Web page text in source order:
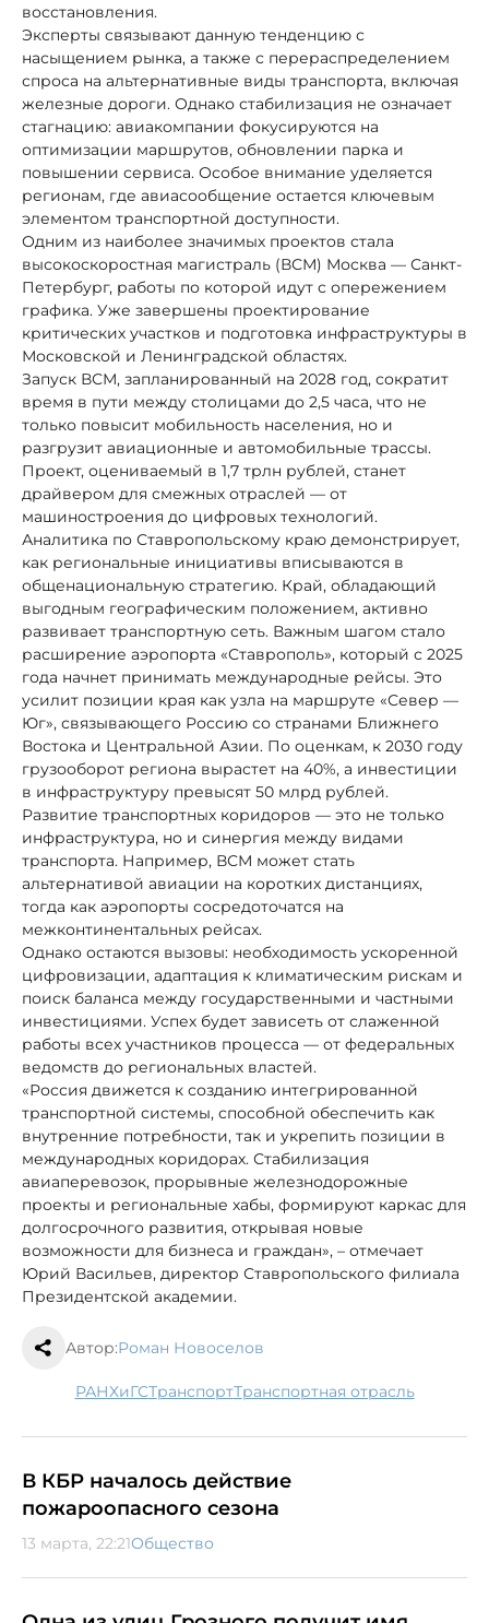
восстановления.
Эксперты связывают данную тенденцию с
насыщением рынка, а также с перераспределением
спроса на альтернативные виды транспорта, включая
железные дороги. Однако стабилизация не означает
стагнацию: авиакомпании фокусируются на
оптимизации маршрутов, обновлении парка и
повышении сервиса. Особое внимание уделяется
регионам, где авиасообщение остается ключевым
элементом транспортной доступности.
Одним из наиболее значимых проектов стала
высокоскоростная магистраль (ВСМ) Москва — Санкт-
Петербург, работы по которой идут с опережением
графика. Уже завершены проектирование
критических участков и подготовка инфраструктуры в
Московской и Ленинградской областях.
Запуск ВСМ, запланированный на 2028 год, сократит
время в пути между столицами до 2,5 часа, что не
только повысит мобильность населения, но и
разгрузит авиационные и автомобильные трассы.
Проект, оцениваемый в 1,7 трлн рублей, станет
драйвером для смежных отраслей — от
машиностроения до цифровых технологий.
Аналитика по Ставропольскому краю демонстрирует,
как региональные инициативы вписываются в
общенациональную стратегию. Край, обладающий
выгодным географическим положением, активно
развивает транспортную сеть. Важным шагом стало
расширение аэропорта «Ставрополь», который с 2025
года начнет принимать международные рейсы. Это
усилит позиции края как узла на маршруте «Север —
Юг», связывающего Россию со странами Ближнего
Востока и Центральной Азии. По оценкам, к 2030 году
грузооборот региона вырастет на 40%, а инвестиции
в инфраструктуру превысят 50 млрд рублей.
Развитие транспортных коридоров — это не только
инфраструктура, но и синергия между видами
транспорта. Например, ВСМ может стать
альтернативой авиации на коротких дистанциях,
тогда как аэропорты сосредоточатся на
межконтинентальных рейсах.
Однако остаются вызовы: необходимость ускоренной
цифровизации, адаптация к климатическим рискам и
поиск баланса между государственными и частными
инвестициями. Успех будет зависеть от слаженной
работы всех участников процесса — от федеральных
ведомств до региональных властей.
«Россия движется к созданию интегрированной
транспортной системы, способной обеспечить как
внутренние потребности, так и укрепить позиции в
международных коридорах. Стабилизация
авиаперевозок, прорывные железнодорожные
проекты и региональные хабы, формируют каркас для
долгосрочного развития, открывая новые
возможности для бизнеса и граждан», – отмечает
Юрий Васильев, директор Ставропольского филиала
Президентской академии.
Автор:Роман Новоселов
РАНХиГС транспорт транспортная отрасль
В КБР началось действие
пожароопасного сезона
13 марта, 22:21Общество